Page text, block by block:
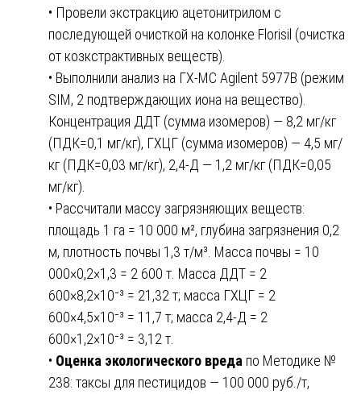
• Провели экстракцию ацетонитрилом с
последующей очисткой на колонке Florisil (очистка
от козкстрактивных веществ).
• Выполнили анализ на ГХ-МС Agilent 5977B (режим
SIM, 2 подтверждающих иона на вещество).
Концентрация ДДТ (сумма изомеров) — 8,2 мг/кг
(ПДК=0,1 мг/кг), ГХЦГ (сумма изомеров) — 4,5 мг/
кг (ПДК=0,03 мг/кг), 2,4-Д — 1,2 мг/кг (ПДК=0,05
мг/кг).
• Рассчитали массу загрязняющих веществ:
площадь 1 га = 10 000 м², глубина загрязнения 0,2
м, плотность почвы 1,3 т/м³. Масса почвы = 10
000×0,2×1,3 = 2 600 т. Масса ДДТ = 2
600×8,2×10⁻³ = 21,32 т; масса ГХЦГ = 2
600×4,5×10⁻³ = 11,7 т; масса 2,4-Д = 2
600×1,2×10⁻³ = 3,12 т.
• Оценка экологического вреда по Методике №
238: таксы для пестицидов — 100 000 руб./т,